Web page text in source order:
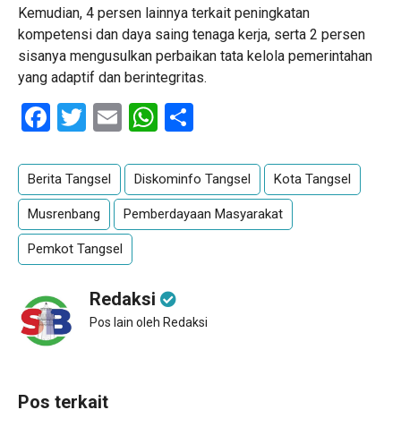
Kemudian, 4 persen lainnya terkait peningkatan
kompetensi dan daya saing tenaga kerja, serta 2 persen
sisanya mengusulkan perbaikan tata kelola pemerintahan
yang adaptif dan berintegritas.
Facebook
Twitter
EmailWhatsApp
Berita Tangsel Diskominfo Tangsel Kota Tangsel
Musrenbang Pemberdayaan Masyarakat
Pemkot Tangsel
Redaksi
Pos lain oleh Redaksi
Pos terkait